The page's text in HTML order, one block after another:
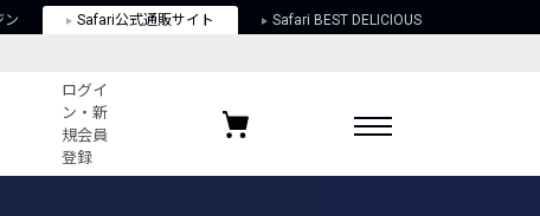
ン Safari公式通販サイト Safari BEST DELICIOUS
ログイ
ン・新
規会員
登録